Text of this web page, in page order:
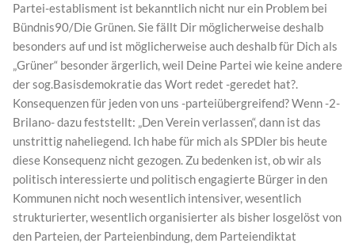
Partei-establisment ist bekanntlich nicht nur ein Problem bei
Bündnis90/Die Grünen. Sie fällt Dir möglicherweise deshalb
besonders auf und ist möglicherweise auch deshalb für Dich als
„Grüner“ besonder ärgerlich, weil Deine Partei wie keine andere
der sog.Basisdemokratie das Wort redet -geredet hat?.
Konsequenzen für jeden von uns -parteiübergreifend? Wenn -2-
Brilano- dazu feststellt: „Den Verein verlassen“, dann ist das
unstrittig naheliegend. Ich habe für mich als SPDler bis heute
diese Konsequenz nicht gezogen. Zu bedenken ist, ob wir als
politisch interessierte und politisch engagierte Bürger in den
Kommunen nicht noch wesentlich intensiver, wesentlich
strukturierter, wesentlich organisierter als bisher losgelöst von
den Parteien, der Parteienbindung, dem Parteiendiktat